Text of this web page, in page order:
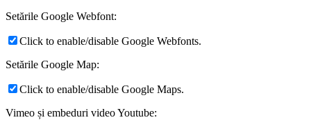
Setările Google Webfont:
Click to enable/disable Google Webfonts.
Setările Google Map:
Click to enable/disable Google Maps.
Vimeo și embeduri video Youtube: